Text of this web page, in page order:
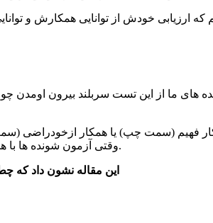
که ارزیابی خودش از توانایی همکارش
ما از این تست سربلند بیرون اومدن
فهیم (سمت چپ) یا همکار ازخودراضی
وقتی آزمون شونده ها با همکار ازخودراضی کار میکردن, به خودشون نمره ی پایینتری دادند.
این مقاله نشون داد که